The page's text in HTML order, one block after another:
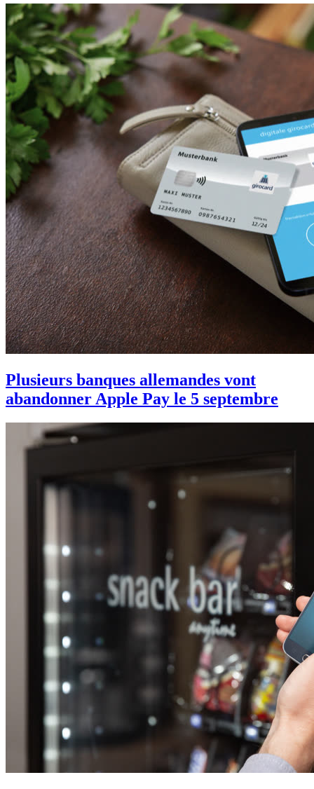
Plusieurs banques allemandes vont
abandonner Apple Pay le 5 septembre